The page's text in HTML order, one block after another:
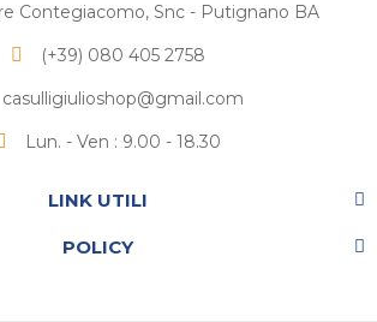
Contegiacomo, Snc - Putignano BA
(+39) 080 405 2758
casulligiulioshop@gmail.com
Lun. - Ven : 9.00 - 18.30
LINK UTILI
POLICY